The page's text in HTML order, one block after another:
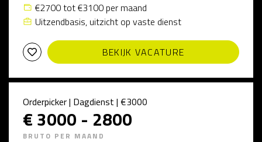
€2700 tot €3100 per maand
Uitzendbasis, uitzicht op vaste dienst
BEKIJK VACATURE
Orderpicker | Dagdienst | €3000
€ 3000 - 2800
BRUTO PER MAAND